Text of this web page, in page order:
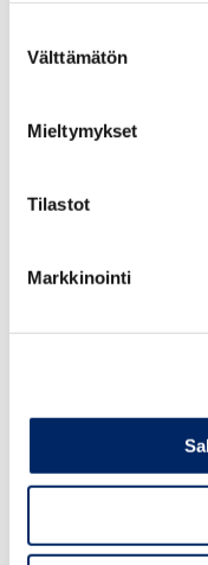
valinta
Välttämätön
Mieltymykset
Tilastot
Markkinointi
vaihtoehto
vastasi 116